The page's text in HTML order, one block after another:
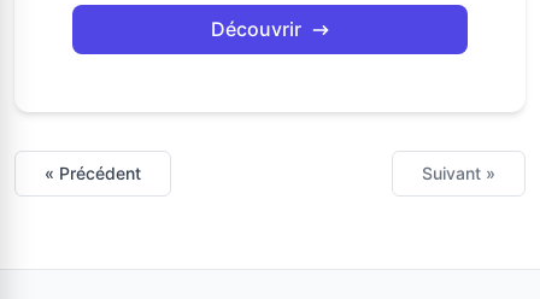
Découvrir
« Précédent Suivant »